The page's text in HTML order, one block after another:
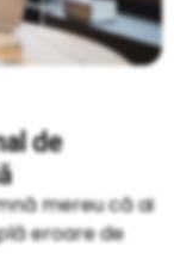
de
mereu că ai
eroare de